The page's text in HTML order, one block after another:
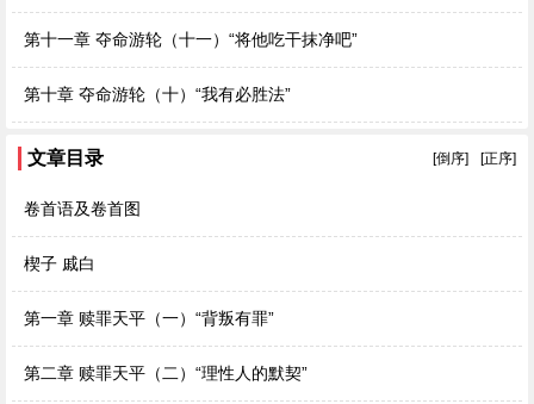
第十一章 夺命游轮（十一）“将他吃干抹净吧”
第十章 夺命游轮（十）“我有必胜法”
文章目录 [正序]
[倒序]
卷首语及卷首图
楔子 戚白
第一章 赎罪天平（一）“背叛有罪”
第二章 赎罪天平（二）“理性人的默契”